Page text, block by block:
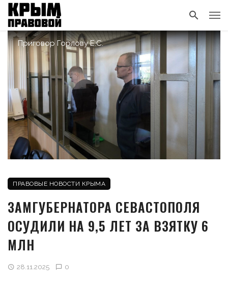
Приговор Горлову Е.С.
ПРАВОВЫЕ НОВОСТИ КРЫМА
ЗАМГУБЕРНАТОРА СЕВАСТОПОЛЯ
ОСУДИЛИ НА 9,5 ЛЕТ ЗА ВЗЯТКУ 6
МЛН
28.11.2025 0